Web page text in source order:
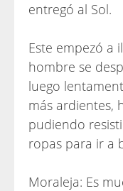
entregó al Sol.
Este empezó a
hombre se
luego
más ardientes,
pudiendo
ropas para ir a
Moraleja: Es